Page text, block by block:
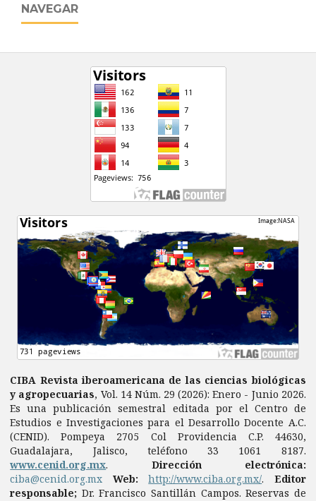
NAVEGAR
CIBA Revista iberoamericana de las ciencias biológicas
y agropecuarias, Vol. 14 Núm. 29 (2026): Enero - Junio 2026.
Es una publicación semestral editada por el Centro de
Estudios e Investigaciones para el Desarrollo Docente A.C.
(CENID). Pompeya 2705 Col Providencia C.P. 44630,
Guadalajara, Jalisco, teléfono 33 1061 8187.
www.cenid.org.mx. Dirección electrónica:
ciba@cenid.org.mx
Web: http://www.ciba.org.mx/. Editor
responsable; Dr. Francisco Santillán Campos. Reservas de